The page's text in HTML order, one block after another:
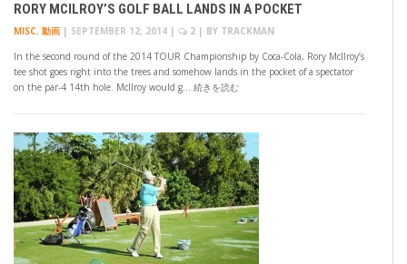
RORY MCILROY’S GOLF BALL LANDS IN A POCKET
MISC, 動画 | SEPTEMBER 12, 2014 | 2 | BY TRACKMAN
In the second round of the 2014 TOUR Championship by Coca-Cola, Rory McIlroy’s
tee shot goes right into the trees and somehow lands in the pocket of a spectator
on the par-4 14th hole. McIlroy would g… 続きを読む